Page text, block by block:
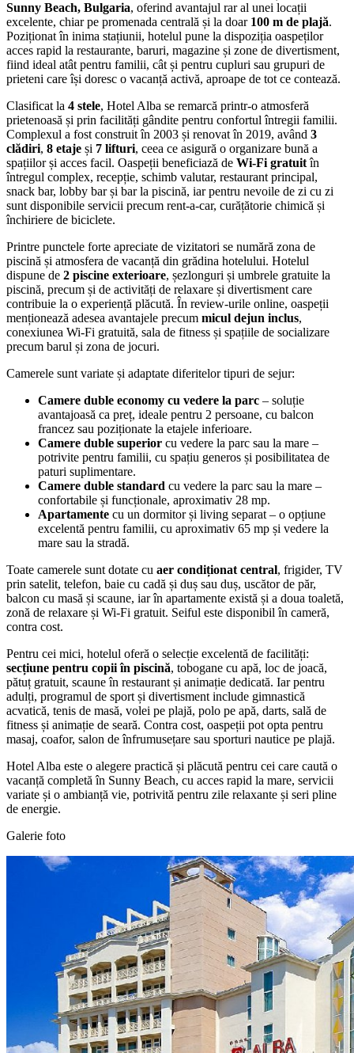
Sunny Beach, Bulgaria, oferind avantajul rar al unei locații
excelente, chiar pe promenada centrală și la doar 100 m de plajă.
Poziționat în inima stațiunii, hotelul pune la dispoziția oaspeților
acces rapid la restaurante, baruri, magazine și zone de divertisment,
fiind ideal atât pentru familii, cât și pentru cupluri sau grupuri de
prieteni care își doresc o vacanță activă, aproape de tot ce contează.
Clasificat la 4 stele, Hotel Alba se remarcă printr-o atmosferă
prietenoasă și prin facilități gândite pentru confortul întregii familii.
Complexul a fost construit în 2003 și renovat în 2019, având 3
clădiri, 8 etaje și 7 lifturi, ceea ce asigură o organizare bună a
spațiilor și acces facil. Oaspeții beneficiază de Wi-Fi gratuitîn
întregul complex, recepție, schimb valutar, restaurant principal,
snack bar, lobby bar și bar la piscină, iar pentru nevoile de zi cu zi
sunt disponibile servicii precum rent-a-car, curățătorie chimică și
închiriere de biciclete.
Printre punctele forte apreciate de vizitatori se numără zona de
piscină și atmosfera de vacanță din grădina hotelului. Hotelul
dispune de 2 piscine exterioare, șezlonguri și umbrele gratuite la
piscină, precum și de activități de relaxare și divertisment care
contribuie la o experiență plăcută. În review-urile online, oaspeții
menționează adesea avantajele precum micul dejun inclus,
conexiunea Wi‑Fi gratuită, sala de fitness și spațiile de socializare
precum barul și zona de jocuri.
Camerele sunt variate și adaptate diferitelor tipuri de sejur:
Camere duble economy cu vedere la parc – soluție
avantajoasă ca preț, ideale pentru 2 persoane, cu balcon
francez sau poziționate la etajele inferioare.
Camere duble superior cu vedere la parc sau la mare –
potrivite pentru familii, cu spațiu generos și posibilitatea de
paturi suplimentare.
Camere duble standard cu vedere la parc sau la mare –
confortabile și funcționale, aproximativ 28 mp.
Apartamente cu un dormitor și living separat – o opțiune
excelentă pentru familii, cu aproximativ 65 mp și vedere la
mare sau la stradă.
Toate camerele sunt dotate cu aer condiționat central, frigider, TV
prin satelit, telefon, baie cu cadă și duș sau duș, uscător de păr,
balcon cu masă și scaune, iar în apartamente există și a doua toaletă,
zonă de relaxare și Wi‑Fi gratuit. Seiful este disponibil în cameră,
contra cost.
Pentru cei mici, hotelul oferă o selecție excelentă de facilități:
secțiune pentru copii în piscină, tobogane cu apă, loc de joacă,
pătuț gratuit, scaune în restaurant și animație dedicată. Iar pentru
adulți, programul de sport și divertisment include gimnastică
acvatică, tenis de masă, volei pe plajă, polo pe apă, darts, sală de
fitness și animație de seară. Contra cost, oaspeții pot opta pentru
masaj, coafor, salon de înfrumusețare sau sporturi nautice pe plajă.
Hotel Alba este o alegere practică și plăcută pentru cei care caută o
vacanță completă în Sunny Beach, cu acces rapid la mare, servicii
variate și o ambianță vie, potrivită pentru zile relaxante și seri pline
de energie.
Galerie foto